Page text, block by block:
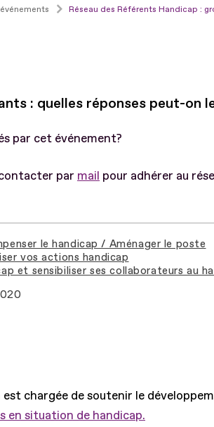
Réseau des Référents Handicap :
: quelles réponses peut-on
par cet événement?
par mail pour adhérer au
le handicap / Aménager le poste
vos actions handicap
et sensibiliser ses collaborateurs au
est chargée de soutenir le
en situation de handicap.